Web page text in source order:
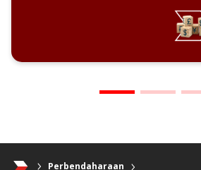
Perbendaharaan